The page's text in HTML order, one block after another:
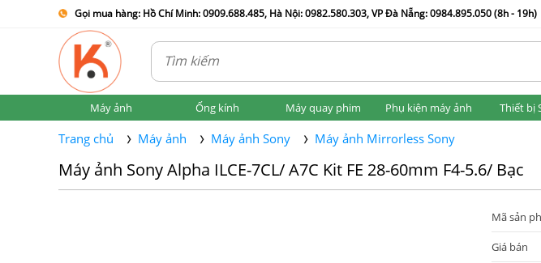
Gọi mua hàng: Hồ Chí Minh: 0909.688.485, Hà Nội: 0982.580.303, VP Đà Nẵng: 0984.895.050 (8h - 19h)
Máy ảnh Ống kính Máy quay phim Phụ kiện máy ảnh Thiết bị
Trang chủ Máy ảnh Máy ảnh Sony Máy ảnh Mirrorless Sony
Máy ảnh Sony Alpha ILCE-7CL/ A7C Kit FE 28-60mm F4-5.6/ Bạc
Mã sản
Giá bán